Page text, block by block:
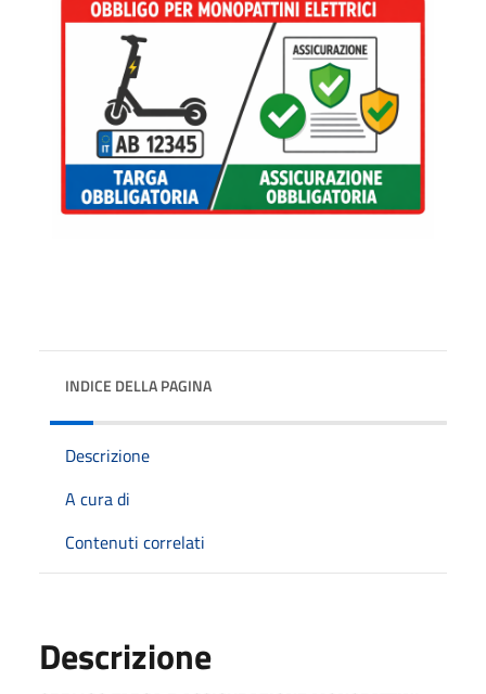
INDICE DELLA PAGINA
Descrizione
A cura di
Contenuti correlati
Descrizione